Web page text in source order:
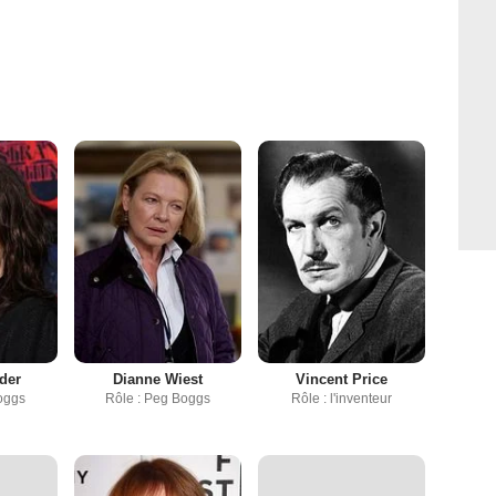
Dianne Wiest
Rôle : Peg Boggs
Vincent Price
Rôle : l'inventeur